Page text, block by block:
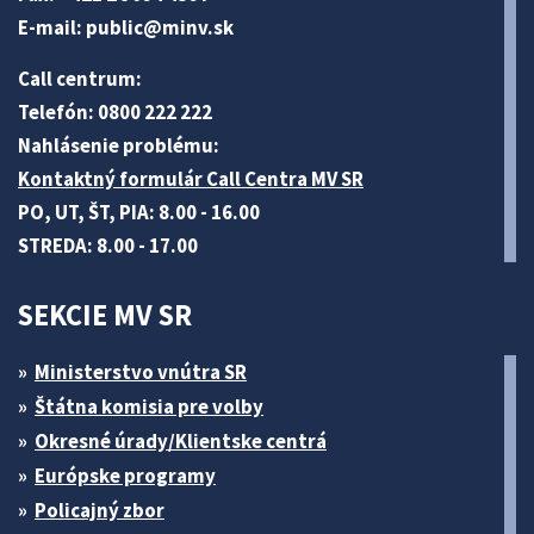
E-mail: public@minv.sk
Call centrum:
Telefón: 0800 222 222
Nahlásenie problému:
Kontaktný formulár Call Centra MV SR
PO, UT, ŠT, PIA: 8.00 - 16.00
STREDA: 8.00 - 17.00
SEKCIE MV SR
Ministerstvo vnútra SR
Štátna komisia pre volby
Okresné úrady/Klientske centrá
Európske programy
Policajný zbor